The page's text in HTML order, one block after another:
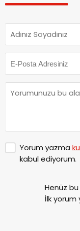
Yorum yazma
kabul ediyorum.
Henüz
İlk yorum